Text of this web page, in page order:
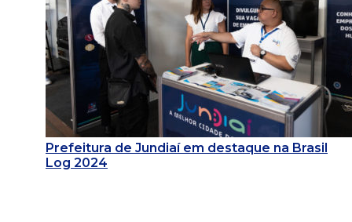
Prefeitura de Jundiaí em destaque na Brasil
Log 2024